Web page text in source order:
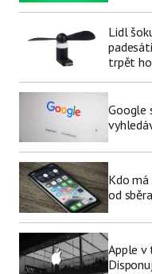
Lidl
trpět
Google
Kdo
od
Apple v